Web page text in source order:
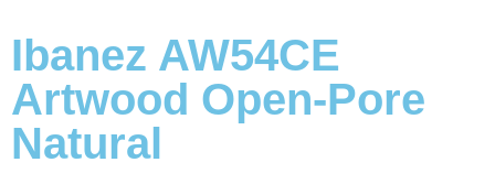
Ibanez AW54CE
Artwood Open-Pore
Natural